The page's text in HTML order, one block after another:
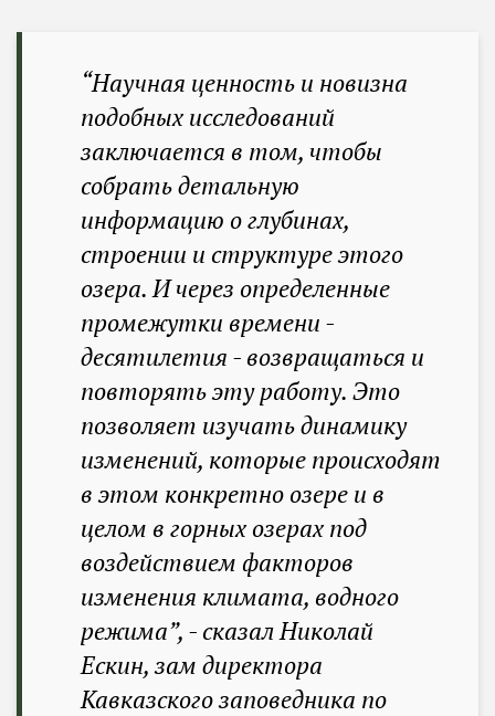
“Научная ценность и новизна
подобных исследований
заключается в том, чтобы
собрать детальную
информацию о глубинах,
строении и структуре этого
озера. И через определенные
промежутки времени -
десятилетия - возвращаться и
повторять эту работу. Это
позволяет изучать динамику
изменений, которые происходят
в этом конкретно озере и в
целом в горных озерах под
воздействием факторов
изменения климата, водного
режима”, - сказал Николай
Ескин, зам директора
Кавказского заповедника по